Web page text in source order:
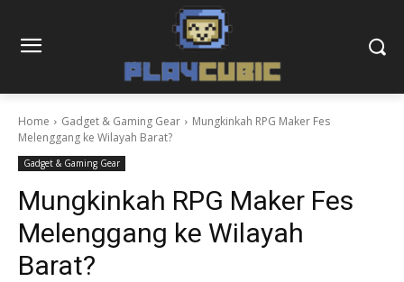
Home Gadget & Gaming Gear
Mungkinkah RPG Maker Fes
Melenggang ke Wilayah Barat?
Gadget & Gaming Gear
Mungkinkah RPG Maker Fes
Melenggang ke Wilayah
Barat?